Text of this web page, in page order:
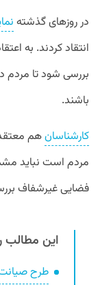
در روزهای گذشته
انتقاد کردند. به
بررسی شود تا
باشند.
کارشناسانهم
فضایی غیرشفاف
این مطالب
طرح